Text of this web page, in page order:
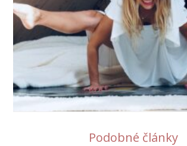
Podobné články